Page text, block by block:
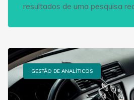
resultados de uma pesquisa
GESTÃO DE ANALÍTICOS